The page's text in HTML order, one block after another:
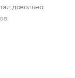
довольно